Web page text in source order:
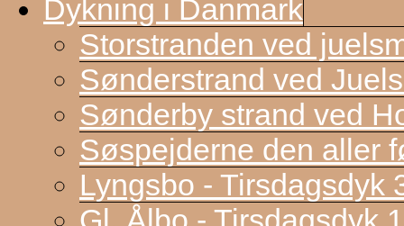
Dykning i Danmark
Storstranden ved
Sønderstrand ved
Sønderby strand ved
Søspejderne den aller
Lyngsbo - Tirsdagsdyk